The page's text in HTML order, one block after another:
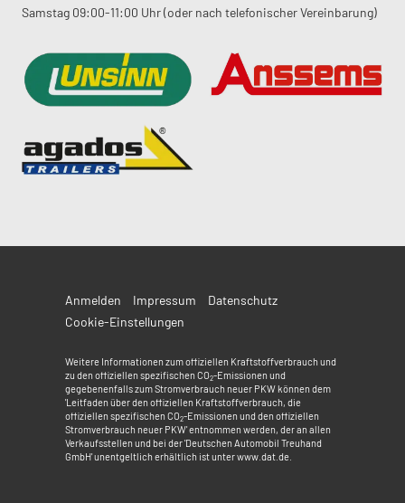
Samstag 09:00-11:00 Uhr (oder nach telefonischer Vereinbarung)
Anmelden Impressum
Datenschutz
Cookie-Einstellungen
Weitere Informationen zum offiziellen Kraftstoffverbrauch und
zu den offiziellen spezifischen CO2-Emissionen und
gegebenenfalls zum Stromverbrauch neuer PKW können dem
'Leitfaden über den offiziellen Kraftstoffverbrauch, die
offiziellen spezifischen CO2-Emissionen und den offiziellen
Stromverbrauch neuer PKW' entnommen werden, der an allen
Verkaufsstellen und bei der 'Deutschen Automobil Treuhand
GmbH' unentgeltlich erhältlich ist unter www.dat.de.